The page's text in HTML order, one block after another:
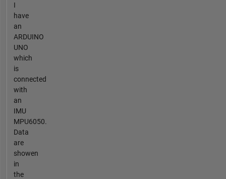
I
have
an
ARDUINO
UNO
which
is
connected
with
an
IMU
MPU6050.
Data
are
showen
in
the